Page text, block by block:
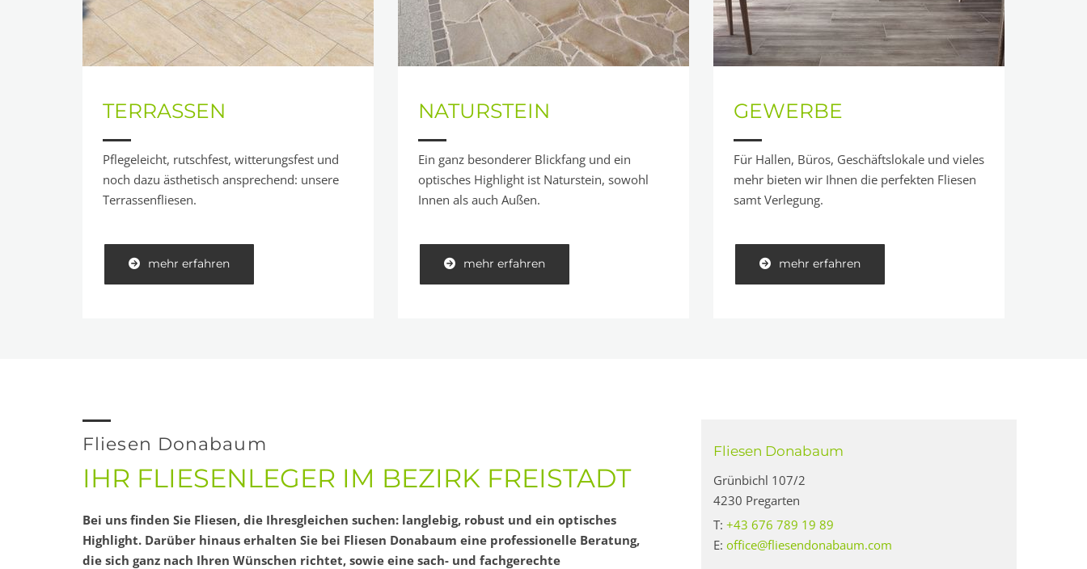
TERRASSEN
Pflegeleicht, rutschfest, witterungsfest und
noch dazu ästhetisch ansprechend: unsere
Terrassenfliesen.
mehr erfahren
NATURSTEIN
Ein ganz besonderer Blickfang und ein
optisches Highlight ist Naturstein, sowohl
Innen als auch Außen.
mehr erfahren
GEWERBE
Für Hallen, Büros, Geschäftslokale und vieles
mehr bieten wir Ihnen die perfekten Fliesen
samt Verlegung.
mehr erfahren
Fliesen Donabaum
IHR FLIESENLEGER IM BEZIRK FREISTADT
Bei uns finden Sie Fliesen, die Ihresgleichen suchen: langlebig, robust und ein optisches
Highlight. Darüber hinaus erhalten Sie bei Fliesen Donabaum eine professionelle Beratung,
die sich ganz nach Ihren Wünschen richtet, sowie eine sach- und fachgerechte
Fliesen Donabaum
Grünbichl 107/2
4230 Pregarten
T: +43 676 789 19 89
E: office@fliesendonabaum.com